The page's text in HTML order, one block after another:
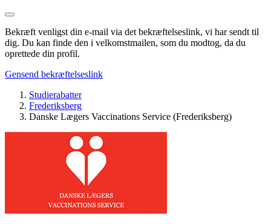
Bekræft venligst din e-mail via det bekræftelseslink, vi har sendt til
dig. Du kan finde den i velkomstmailen, som du modtog, da du
oprettede din profil.
Gensend bekræftelseslink
Studierabatter
Frederiksberg
Danske Lægers Vaccinations Service (Frederiksberg)